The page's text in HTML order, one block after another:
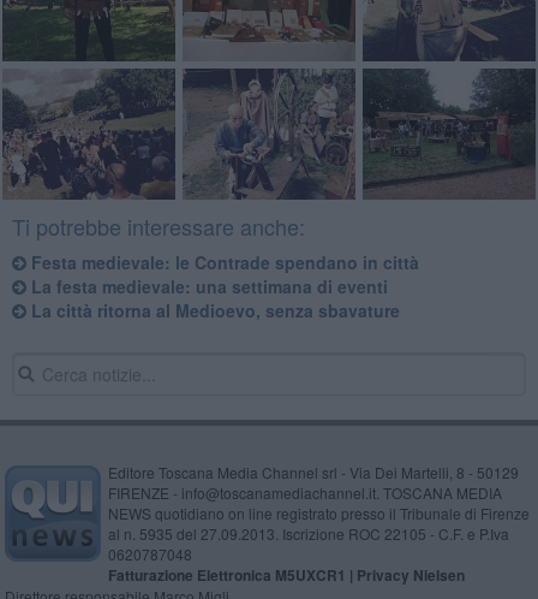
Ti potrebbe interessare anche:
Festa medievale: le Contrade spendano in città
La festa medievale: una settimana di eventi
La città ritorna al Medioevo, senza sbavature
Editore Toscana Media Channel srl - Via Dei Martelli, 8 - 50129
FIRENZE - info@toscanamediachannel.it. TOSCANA MEDIA
NEWS quotidiano on line registrato presso il Tribunale di Firenze
al n. 5935 del 27.09.2013. Iscrizione ROC 22105 - C.F. e P.Iva
0620787048
Fatturazione Elettronica M5UXCR1 | Privacy Nielsen